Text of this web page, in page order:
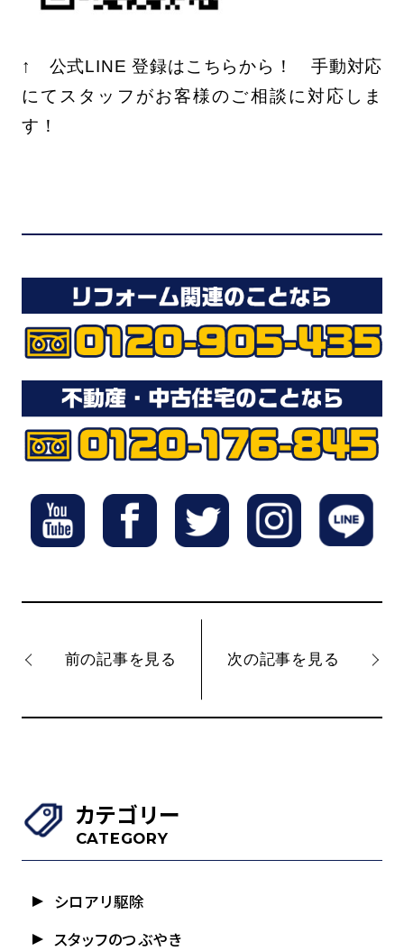
↑ 公式LINE 登録はこちらから！ 手動対応
にてスタッフがお客様のご相談に対応しま
す！
前の記事を見る 次の記事を見る
カテゴリー
CATEGORY
シロアリ駆除
スタッフのつぶやき